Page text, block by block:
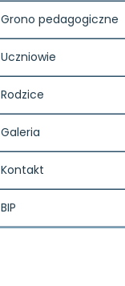
Grono pedagogiczne
Uczniowie
Rodzice
Galeria
Kontakt
BIP